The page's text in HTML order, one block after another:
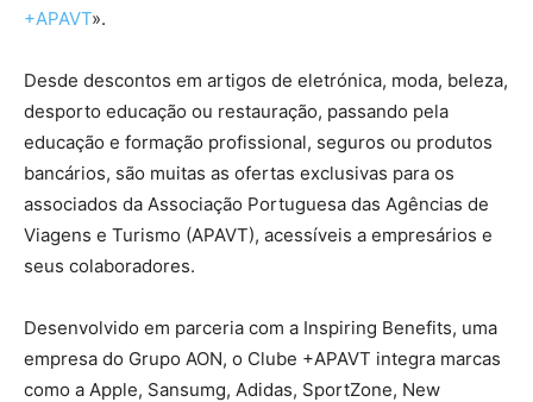
+APAVT».
Desde descontos em artigos de eletrónica, moda, beleza,
desporto educação ou restauração, passando pela
educação e formação profissional, seguros ou produtos
bancários, são muitas as ofertas exclusivas para os
associados da Associação Portuguesa das Agências de
Viagens e Turismo (APAVT), acessíveis a empresários e
seus colaboradores.
Desenvolvido em parceria com a Inspiring Benefits, uma
empresa do Grupo AON, o Clube +APAVT integra marcas
como a Apple, Sansumg, Adidas, SportZone, New